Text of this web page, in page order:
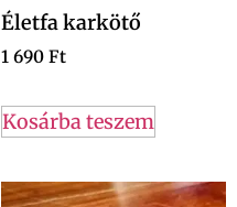
Életfa karkötő
1 690 Ft
Kosárba teszem